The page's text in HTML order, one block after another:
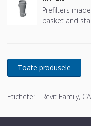
Prefilters
basket and
Etichete: Revit Family,